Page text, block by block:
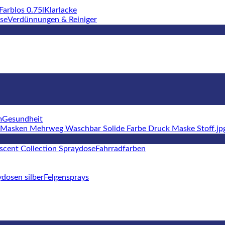
Klarlacke
Verdünnungen & Reiniger
Gesundheit
Fahrradfarben
Felgensprays